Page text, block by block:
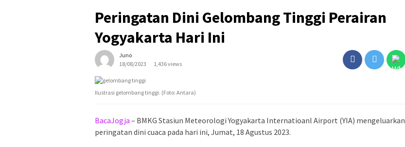
Peringatan Dini Gelombang Tinggi Perairan
Yogyakarta Hari Ini
Juno
18/08/2023
1,436 views
Ilustrasi gelombang tinggi. (Foto: Antara)
BacaJogja – BMKG Stasiun Meteorologi Yogyakarta Internatioanl Airport (YIA) mengeluarkan
peringatan dini cuaca pada hari ini, Jumat, 18 Agustus 2023.